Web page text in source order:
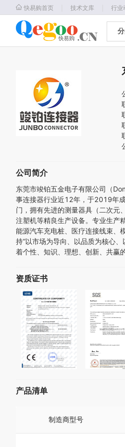
快易购首页 技术文库 行业
公司简介
东莞市竣铂五金电子有限公司（
事连接器行业近12年，于2019年
门，拥有先进的测量器具（二次元
注塑机等精良生产设备。专业生产
能源汽车充电桩、医疗连接线束、
持“以市场为导向、以品质为核心
着个性、知识、理想、创新、共赢
资质证书
产品清单
制造商型号